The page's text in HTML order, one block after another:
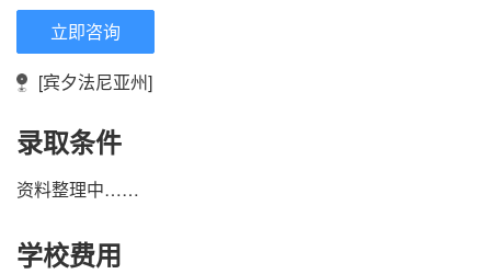
立即咨询
[宾夕法尼亚州]
录取条件
资料整理中……
学校费用